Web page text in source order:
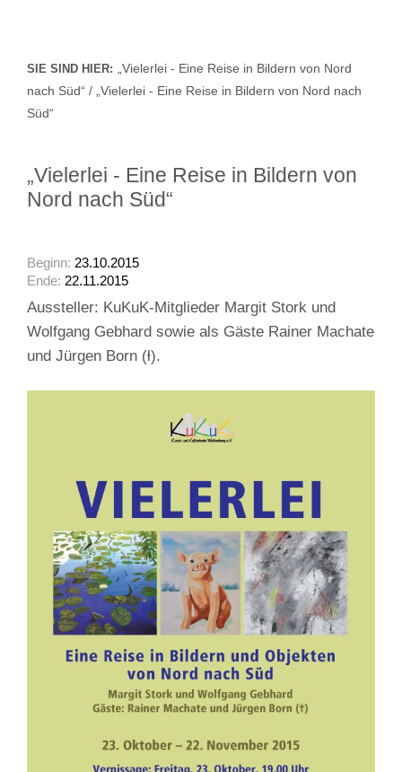
SIE SIND HIER:
„Vielerlei - Eine Reise in Bildern von Nord
nach Süd“ / „Vielerlei - Eine Reise in Bildern von Nord nach
Süd“
„Vielerlei - Eine Reise in Bildern von
Nord nach Süd“
Beginn: 23.10.2015
Ende: 22.11.2015
Aussteller: KuKuK-Mitglieder Margit Stork und
Wolfgang Gebhard sowie als Gäste Rainer Machate
und Jürgen Born (ƚ).